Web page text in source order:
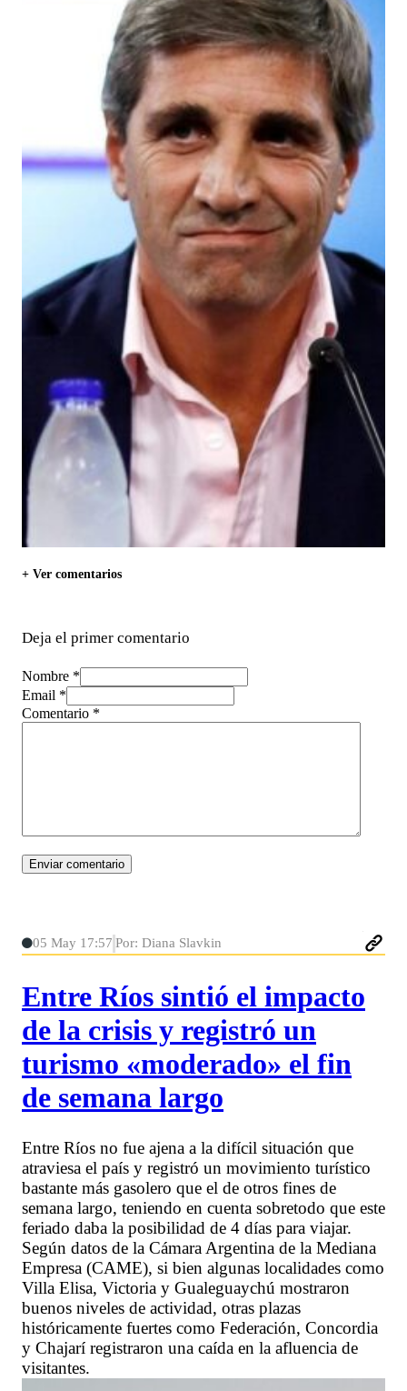
+ Ver comentarios
Deja el primer comentario
Nombre *
Email *
Comentario *
05 May 17:57 Por: Diana Slavkin
Entre Ríos sintió el impacto
de la crisis y registró un
turismo «moderado» el fin
de semana largo
Entre Ríos no fue ajena a la difícil situación que
atraviesa el país y registró un movimiento turístico
bastante más gasolero que el de otros fines de
semana largo, teniendo en cuenta sobretodo que este
feriado daba la posibilidad de 4 días para viajar.
Según datos de la Cámara Argentina de la Mediana
Empresa (CAME), si bien algunas localidades como
Villa Elisa, Victoria y Gualeguaychú mostraron
buenos niveles de actividad, otras plazas
históricamente fuertes como Federación, Concordia
y Chajarí registraron una caída en la afluencia de
visitantes.